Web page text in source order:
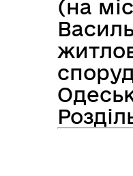
(на